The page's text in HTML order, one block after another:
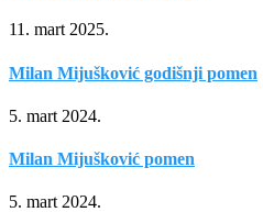
11. mart 2025.
Milan Mijušković godišnji pomen
5. mart 2024.
Milan Mijušković pomen
5. mart 2024.